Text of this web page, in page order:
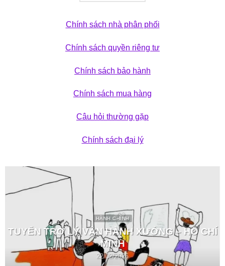
Chính sách nhà phân phối
Chính sách quyền riêng tư
Chính sách bảo hành
Chính sách mua hàng
Câu hỏi thường gặp
Chính sách đại lý
HÀNH CHÍNH
TUYỂN TRỢ LÝ VẬN HÀNH XƯỞNG – HỒ CHÍ
MINH
22/02/2026